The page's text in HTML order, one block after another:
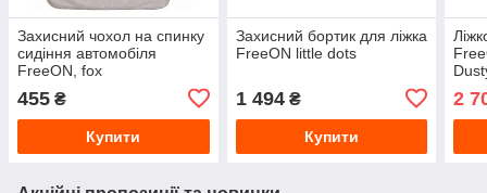
Захисний чохол на спинку
сидіння автомобіля
FreeON, fox
455 ₴
Купити
Захисний бортик для ліжка
FreeON little dots
1 494₴
Купити
2